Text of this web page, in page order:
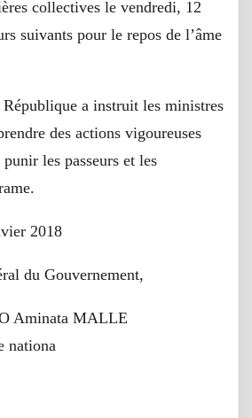
collectives le vendredi, 12
suivants pour le repos de l’âme
a instruit les ministres
des actions vigoureuses
les passeurs et les
2018
du Gouvernement,
Aminata MALLE
nationa